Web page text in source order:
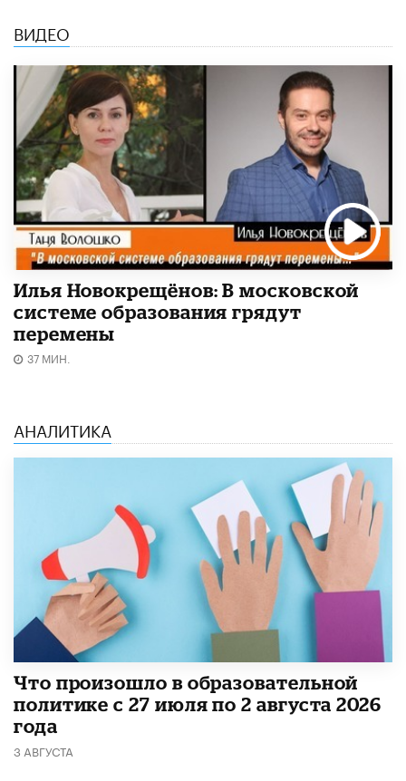
ВИДЕО
Илья Новокрещёнов: В московской
системе образования грядут
перемены
37 МИН.
АНАЛИТИКА
​Что произошло в образовательной
политике с 27 июля по 2 августа 2026
года
3 АВГУСТА